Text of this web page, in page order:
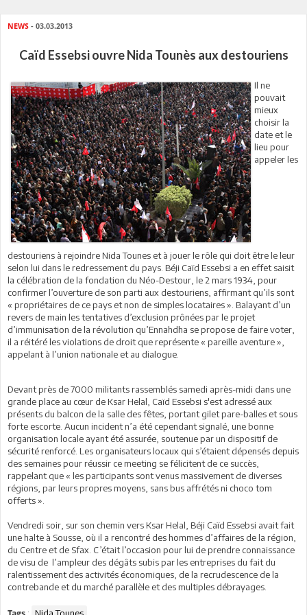
NEWS - 03.03.2013
Caïd Essebsi ouvre Nida Tounès aux destouriens
Il ne
pouvait
mieux
choisir la
date et le
lieu pour
appeler les
destouriens à rejoindre Nida Tounes et à jouer le rôle qui doit être le leur
selon lui dans le redressement du pays. Béji Caïd Essebsi a en effet saisit
la célébration de la fondation du Néo-Destour, le 2 mars 1934, pour
confirmer l’ouverture de son parti aux destouriens, affirmant qu’ils sont
« propriétaires de ce pays et non de simples locataires ». Balayant d’un
revers de main les tentatives d’exclusion prônées par le projet
d’immunisation de la révolution qu’Ennahdha se propose de faire voter,
il a réitéré les violations de droit que représente « pareille aventure »,
appelant à l’union nationale et au dialogue.
Devant près de 7000 militants rassemblés samedi après-midi dans une
grande place au cœur de Ksar Helal, Caïd Essebsi s'est adressé aux
présents du balcon de la salle des fêtes, portant gilet pare-balles et sous
forte escorte. Aucun incident n’a été cependant signalé, une bonne
organisation locale ayant été assurée, soutenue par un dispositif de
sécurité renforcé. Les organisateurs locaux qui s’étaient dépensés depuis
des semaines pour réussir ce meeting se félicitent de ce succès,
rappelant que « les participants sont venus massivement de diverses
régions, par leurs propres moyens, sans bus affrétés ni choco tom
offerts ».
Vendredi soir, sur son chemin vers Ksar Helal, Béji Caïd Essebsi avait fait
une halte à Sousse, où il a rencontré des hommes d’affaires de la région,
du Centre et de Sfax. C’était l’occasion pour lui de prendre connaissance
de visu de l’ampleur des dégâts subis par les entreprises du fait du
ralentissement des activités économiques, de la recrudescence de la
contrebande et du marché parallèle et des multiples débrayages.